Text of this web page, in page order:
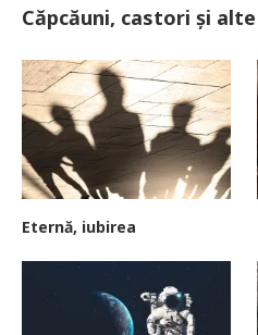
Căpcăuni, castori și
Eternă, iubirea